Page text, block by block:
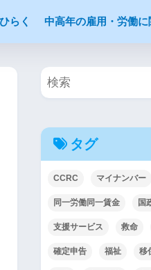
らく 中高年の雇用・労働
タグ
CCRC マイナンバー
同一労働同一賃金 国
支援サービス 救命
確定申告 福祉 移